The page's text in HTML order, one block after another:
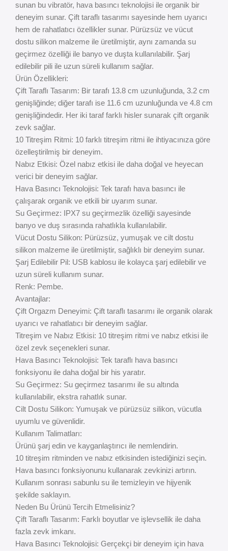
sunan bu vibratör, hava basıncı teknolojisi ile organik bir
deneyim sunar. Çift taraflı tasarımı sayesinde hem uyarıcı
hem de rahatlatıcı özellikler sunar. Pürüzsüz ve vücut
dostu silikon malzeme ile üretilmiştir, aynı zamanda su
geçirmez özelliği ile banyo ve duşta kullanılabilir. Şarj
edilebilir pili ile uzun süreli kullanım sağlar.
Ürün Özellikleri:
Çift Taraflı Tasarım: Bir tarafı 13.8 cm uzunluğunda, 3.2 cm
genişliğinde; diğer tarafı ise 11.6 cm uzunluğunda ve 4.8 cm
genişliğindedir. Her iki taraf farklı hisler sunarak çift organik
zevk sağlar.
10 Titreşim Ritmi: 10 farklı titreşim ritmi ile ihtiyacınıza göre
özelleştirilmiş bir deneyim.
Nabız Etkisi: Özel nabız etkisi ile daha doğal ve heyecan
verici bir deneyim sağlar.
Hava Basıncı Teknolojisi: Tek tarafı hava basıncı ile
çalışarak organik ve etkili bir uyarım sunar.
Su Geçirmez: IPX7 su geçirmezlik özelliği sayesinde
banyo ve duş sırasında rahatlıkla kullanılabilir.
Vücut Dostu Silikon: Pürüzsüz, yumuşak ve cilt dostu
silikon malzeme ile üretilmiştir, sağlıklı bir deneyim sunar.
Şarj Edilebilir Pil: USB kablosu ile kolayca şarj edilebilir ve
uzun süreli kullanım sunar.
Renk: Pembe.
Avantajlar:
Çift Orgazm Deneyimi: Çift taraflı tasarımı ile organik olarak
uyarıcı ve rahatlatıcı bir deneyim sağlar.
Titreşim ve Nabız Etkisi: 10 titreşim ritmi ve nabız etkisi ile
özel zevk seçenekleri sunar.
Hava Basıncı Teknolojisi: Tek taraflı hava basıncı
fonksiyonu ile daha doğal bir his yaratır.
Su Geçirmez: Su geçirmez tasarımı ile su altında
kullanılabilir, ekstra rahatlık sunar.
Cilt Dostu Silikon: Yumuşak ve pürüzsüz silikon, vücutla
uyumlu ve güvenlidir.
Kullanım Talimatları:
Ürünü şarj edin ve kayganlaştırıcı ile nemlendirin.
10 titreşim ritminden ve nabız etkisinden istediğinizi seçin.
Hava basıncı fonksiyonunu kullanarak zevkinizi artırın.
Kullanım sonrası sabunlu su ile temizleyin ve hijyenik
şekilde saklayın.
Neden Bu Ürünü Tercih Etmelisiniz?
Çift Taraflı Tasarım: Farklı boyutlar ve işlevsellik ile daha
fazla zevk imkanı.
Hava Basıncı Teknolojisi: Gerçekçi bir deneyim için hava